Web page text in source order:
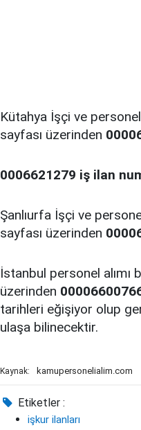
Kütahya İşçi ve
sayfası üzerinden
0006621279 iş ilan
Şanlıurfa İşçi ve
sayfası üzerinden
İstanbul personel alımı
üzerinden
tarihleri eğişiyor olup
ulaşa bilinecektir.
Kaynak: kamupersonelialim.com
Etiketler :
işkur ilanları